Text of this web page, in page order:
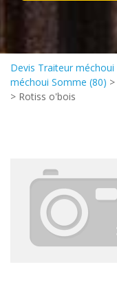
Devis Traiteur méchoui
méchoui Somme (80) >
> Rotiss o'bois